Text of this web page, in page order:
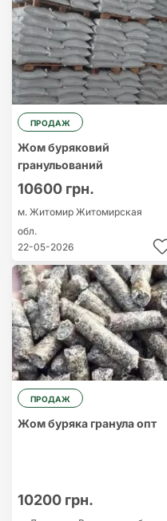
ПРОДАЖ
Жом буряковий
гранульований
10600 грн.
м. Житомир Житомирская
обл.
22-05-2026
ПРОДАЖ
Жом буряка гранула опт
10200 грн.